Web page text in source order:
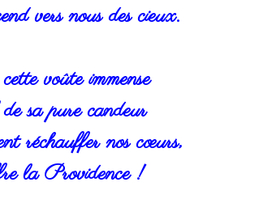
vers nous des cieux.
voûte immense
sa pure candeur
réchauffer nos cœurs,
la Providence !